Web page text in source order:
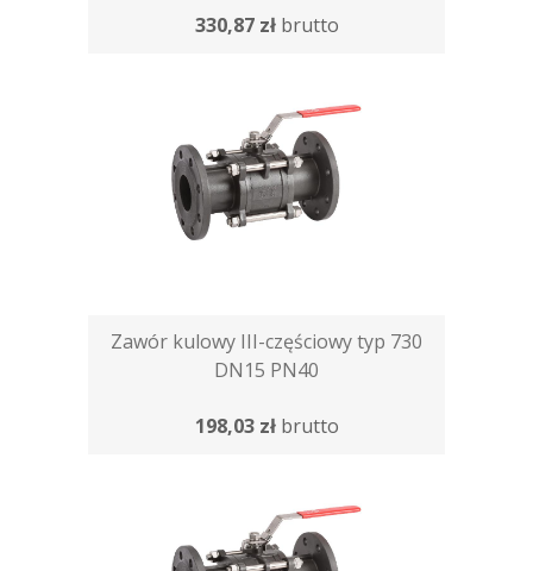
330,87 zł brutto
Zawór kulowy III-częściowy typ 730
DN15 PN40
198,03 zł brutto